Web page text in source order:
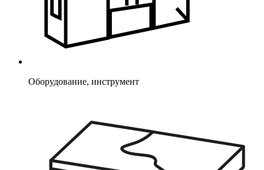
Оборудование, инструмент